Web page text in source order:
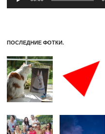
ПОСЛЕДНИЕ ФОТКИ.